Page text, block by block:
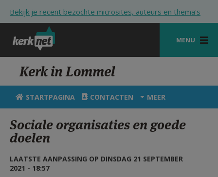
Bekijk je recent bezochte microsites, auteurs en thema's
MENU
STARTPAGINA
KERK
VIERINGEN
SHOP
HULP
Kerk in Lommel
STARTPAGINA CONTACTEN MEER
Sociale organisaties en goede
doelen
LAATSTE AANPASSING OP DINSDAG 21 SEPTEMBER
2021 - 18:57